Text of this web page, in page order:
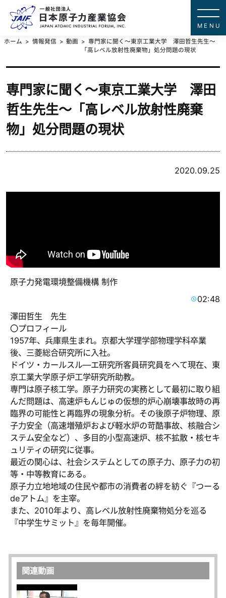
ホーム 情報発信 動画
専門家に聞く～東京工業大学 澤田哲生先生～
「高レベル放射性廃棄物」処分問題の現状
専門家に聞く～東京工業大学 澤田
哲生先生～「高レベル放射性廃棄
物」処分問題の現状
2020.09.25
原子力発電環境整備機構 制作
02:48
澤田哲生 先生
〇プロフィール
1957年、兵庫県生まれ。京都大学理学部物理学科卒業
後、三菱総合研究所に入社。
ドイツ・カールスル―エ研究所客員研究員をへて現在、東
京工業大学原子炉工学研究所助教。
専門は原子核工学。原子力研究の実務として最初に取り組
んだ問題は、高速炉もんじゅの仮想的炉心崩壊事故時の再
臨界の可能性と再臨界の現象分析。その後原子炉物理、原
子力安全（高速増殖炉および軽水炉の苛酷事故、核融合シ
ステム安全など）、多目的小型高速炉、核不拡散・核セキ
ュリティの研究に従事。
最近の関心は、社会システムとしての原子力、原子力の初
等・中等教育にある。
原子力立地地域の住民や都市の消費者の絆を紡ぐ『つーる
deアトム』を主宰。
また、2010年より、高レベル放射性廃棄物処分を巡る
『中学生サミット』を毎年開催。
関連動画